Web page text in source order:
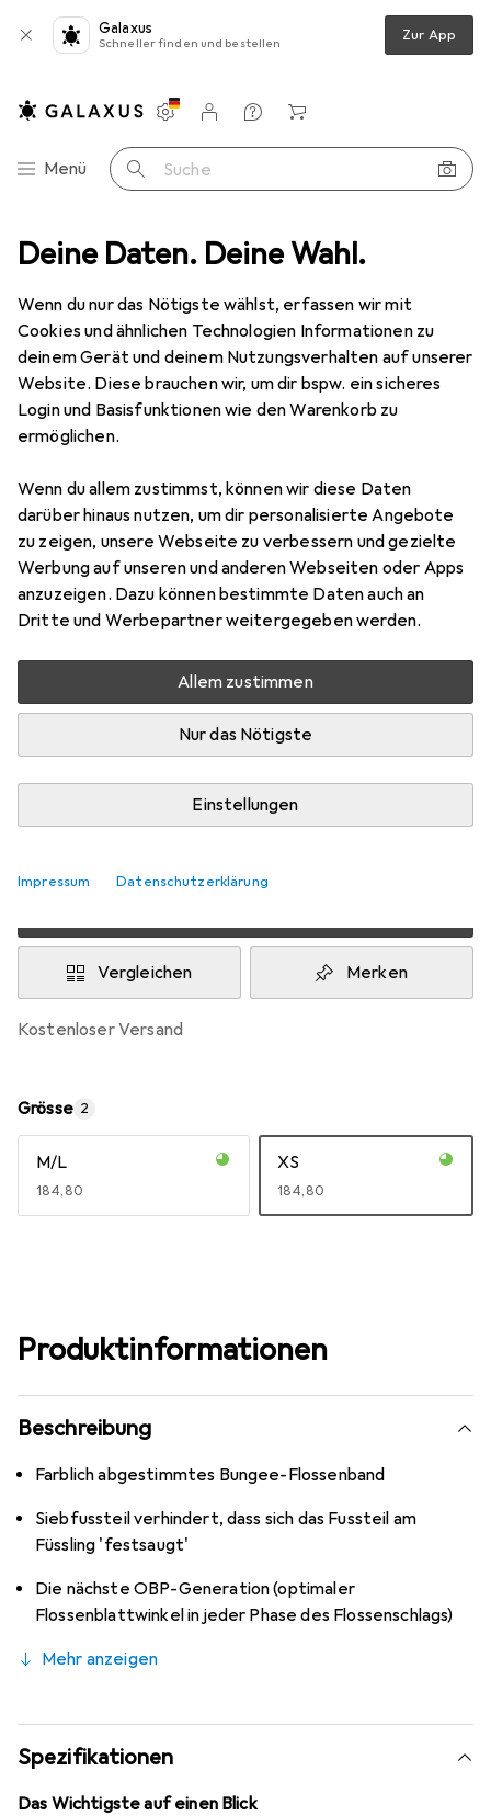
Deine Daten. Deine Wahl.
Wenn du nur das Nötigste wählst, erfassen wir mit
Cookies und ähnlichen Technologien Informationen zu
deinem Gerät und deinem Nutzungsverhalten auf unserer
Website. Diese brauchen wir, um dir bspw. ein sicheres
Login und Basisfunktionen wie den Warenkorb zu
ermöglichen.
Wenn du allem zustimmst, können wir diese Daten
darüber hinaus nutzen, um dir personalisierte Angebote
zu zeigen, unsere Webseite zu verbessern und gezielte
Werbung auf unseren und anderen Webseiten oder Apps
anzuzeigen. Dazu können bestimmte Daten auch an
Dritte und Werbepartner weitergegeben werden.
Allem zustimmen
Nur das Nötigste
Einstellungen
Impressum Datenschutzerklärung
Galaxus
Schneller finden und bestellen Zur App
Navigation nach Kategorien
Menü Suche
Einstellungen
Kundenkonto
Vergleichslisten
Merklisten
Warenkorb
Wassersport Schwimmen Flossen
Mares X-Stream
Preis in EUR inkl. MwSt.
EUR
184,80
Bewertungen Marke
Mehr von Mares
Testberichte
Zwischen Do, 13.8. und Mo, 17.8. geliefert
Nur 3 Stück an Lager beim Drittanbieter
Lieferort angeben für genaue Lieferzeit
Angebot von i
Vergleichen Merken
kostenloser Versand
Grösse 2
M/L
EUR
184,80
XS
EUR
184,80
Produktinformationen
Beschreibung
Farblich abgestimmtes Bungee-Flossenband
Siebfussteil verhindert, dass sich das Fussteil am
Füssling 'festsaugt'
Die nächste OBP-Generation (optimaler
Flossenblattwinkel in jeder Phase des Flossenschlags)
Mehr anzeigen
Spezifikationen
Das Wichtigste auf einen Blick